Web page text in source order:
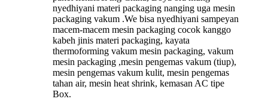
nyedhiyani materi packaging nanging uga mesin
packaging vakum .We bisa nyedhiyani sampeyan
macem-macem mesin packaging cocok kanggo
kabeh jinis materi packaging, kayata
thermoforming vakum mesin packaging, vakum
mesin packaging ,mesin pengemas vakum (tiup),
mesin pengemas vakum kulit, mesin pengemas
tahan air, mesin heat shrink, kemasan AC tipe
Box.